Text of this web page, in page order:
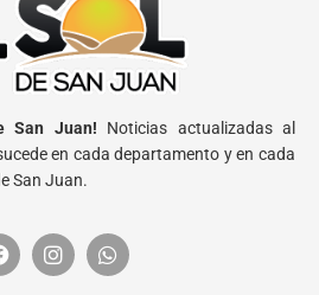
San Juan! Noticias actualizadas al
en cada departamento y en cada
San Juan.